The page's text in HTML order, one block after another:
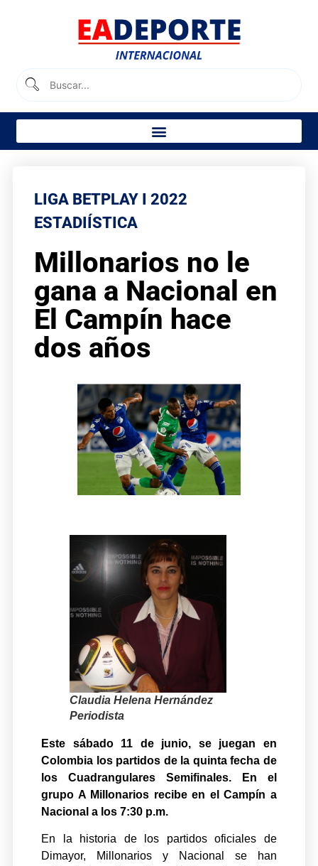
LIGA BETPLAY I 2022
ESTADIÍSTICA
Millonarios no le
gana a Nacional en
El Campín hace
dos años
Claudia Helena Hernández
Periodista
Este sábado 11 de junio, se juegan en
Colombia los partidos de la quinta fecha de
los Cuadrangulares Semifinales. En el
grupo A Millonarios recibe en el Campín a
Nacional a los 7:30 p.m.
En la historia de los partidos oficiales de
Dimayor, Millonarios y Nacional se han